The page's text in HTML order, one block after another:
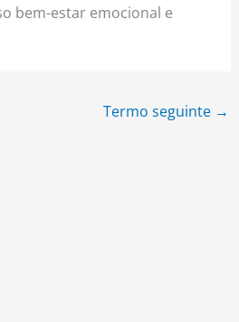
bem-estar emocional e
Termo seguinte →